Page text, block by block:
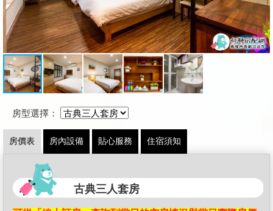
房型選擇：
房價表 房內設備 貼心服務 住宿須知
古典三人套房